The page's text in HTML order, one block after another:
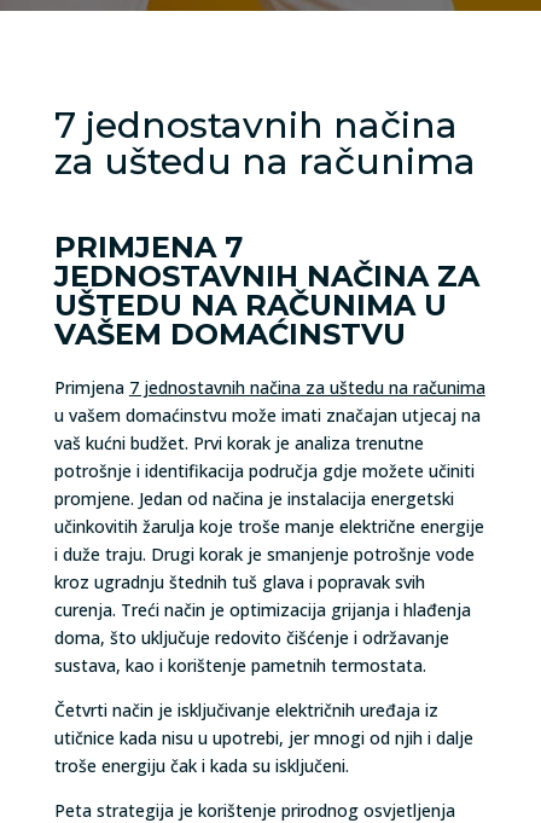
7 jednostavnih načina
za uštedu na računima
PRIMJENA 7
JEDNOSTAVNIH NAČINA ZA
UŠTEDU NA RAČUNIMA U
VAŠEM DOMAĆINSTVU
Primjena 7 jednostavnih načina za uštedu na računima
u vašem domaćinstvu može imati značajan utjecaj na
vaš kućni budžet. Prvi korak je analiza trenutne
potrošnje i identifikacija područja gdje možete učiniti
promjene. Jedan od načina je instalacija energetski
učinkovitih žarulja koje troše manje električne energije
i duže traju. Drugi korak je smanjenje potrošnje vode
kroz ugradnju štednih tuš glava i popravak svih
curenja. Treći način je optimizacija grijanja i hlađenja
doma, što uključuje redovito čišćenje i održavanje
sustava, kao i korištenje pametnih termostata.
Četvrti način je isključivanje električnih uređaja iz
utičnice kada nisu u upotrebi, jer mnogi od njih i dalje
troše energiju čak i kada su isključeni.
Peta strategija je korištenje prirodnog osvjetljenja